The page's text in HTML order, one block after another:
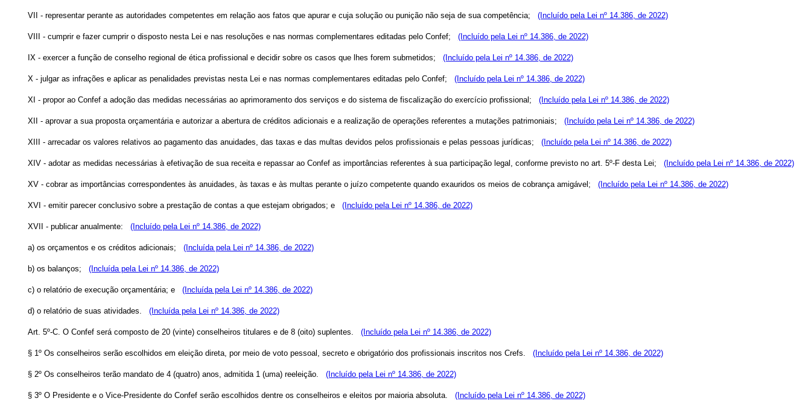
VII - representar perante as autoridades competentes em relação aos fatos que apurar e cuja solução ou punição não seja de sua competência; (Incluído pela Lei nº 14.386, de 2022)
VIII - cumprir e fazer cumprir o disposto nesta Lei e nas resoluções e nas normas complementares editadas pelo Confef; (Incluído pela Lei nº 14.386, de 2022)
IX - exercer a função de conselho regional de ética profissional e decidir sobre os casos que lhes forem submetidos; (Incluído pela Lei nº 14.386, de 2022)
X - julgar as infrações e aplicar as penalidades previstas nesta Lei e nas normas complementares editadas pelo Confef; (Incluído pela Lei nº 14.386, de 2022)
XI - propor ao Confef a adoção das medidas necessárias ao aprimoramento dos serviços e do sistema de fiscalização do exercício profissional; (Incluído pela Lei nº 14.386, de 2022)
XII - aprovar a sua proposta orçamentária e autorizar a abertura de créditos adicionais e a realização de operações referentes a mutações patrimoniais; (Incluído pela Lei nº 14.386, de 2022)
XIII - arrecadar os valores relativos ao pagamento das anuidades, das taxas e das multas devidos pelos profissionais e pelas pessoas jurídicas; (Incluído pela Lei nº 14.386, de 2022)
XIV - adotar as medidas necessárias à efetivação de sua receita e repassar ao Confef as importâncias referentes à sua participação legal, conforme previsto no art. 5º-F desta Lei; (Incluído pela Lei nº 14.386, de 2022)
XV - cobrar as importâncias correspondentes às anuidades, às taxas e às multas perante o juízo competente quando exauridos os meios de cobrança amigável; (Incluído pela Lei nº 14.386, de 2022)
XVI - emitir parecer conclusivo sobre a prestação de contas a que estejam obrigados; e (Incluído pela Lei nº 14.386, de 2022)
XVII - publicar anualmente: (Incluído pela Lei nº 14.386, de 2022)
a) os orçamentos e os créditos adicionais; (Incluída pela Lei nº 14.386, de 2022)
b) os balanços; (Incluída pela Lei nº 14.386, de 2022)
c) o relatório de execução orçamentária; e (Incluída pela Lei nº 14.386, de 2022)
d) o relatório de suas atividades. (Incluída pela Lei nº 14.386, de 2022)
Art. 5º-C. O Confef será composto de 20 (vinte) conselheiros titulares e de 8 (oito) suplentes. (Incluído pela Lei nº 14.386, de 2022)
§ 1º Os conselheiros serão escolhidos em eleição direta, por meio de voto pessoal, secreto e obrigatório dos profissionais inscritos nos Crefs. (Incluído pela Lei nº 14.386, de 2022)
§ 2º Os conselheiros terão mandato de 4 (quatro) anos, admitida 1 (uma) reeleição. (Incluído pela Lei nº 14.386, de 2022)
§ 3º O Presidente e o Vice-Presidente do Confef serão escolhidos dentre os conselheiros e eleitos por maioria absoluta. (Incluído pela Lei nº 14.386, de 2022)